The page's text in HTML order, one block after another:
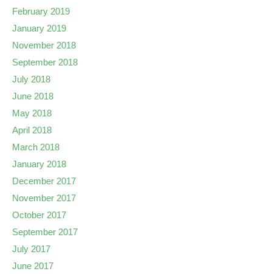
February 2019
January 2019
November 2018
September 2018
July 2018
June 2018
May 2018
April 2018
March 2018
January 2018
December 2017
November 2017
October 2017
September 2017
July 2017
June 2017